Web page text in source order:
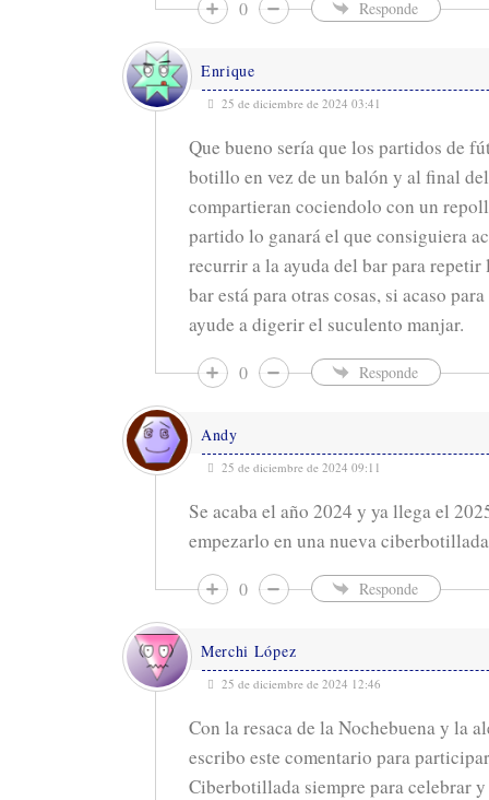
0 Responde
Enrique
25 de diciembre de 2024 03:41
Que bueno sería que los partidos de
botillo en vez de un balón y al final
compartieran cociendolo con un
partido lo ganará el que consiguiera
recurrir a la ayuda del bar para
bar está para otras cosas, si acaso
ayude a digerir el suculento manjar.
0 Responde
Andy
25 de diciembre de 2024 09:11
Se acaba el año 2024 y ya llega el
empezarlo en una nueva
0 Responde
Merchi López
25 de diciembre de 2024 12:46
Con la resaca de la Nochebuena y la
escribo este comentario para
Ciberbotillada siempre para celebrar